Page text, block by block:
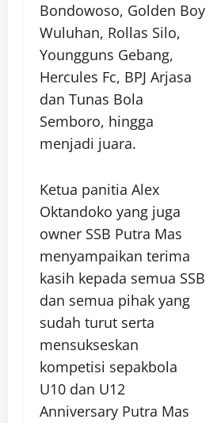
Bondowoso, Golden Boy
Wuluhan, Rollas Silo,
Youngguns Gebang,
Hercules Fc, BPJ Arjasa
dan Tunas Bola
Semboro, hingga
menjadi juara.
Ketua panitia Alex
Oktandoko yang juga
owner SSB Putra Mas
menyampaikan terima
kasih kepada semua SSB
dan semua pihak yang
sudah turut serta
mensukseskan
kompetisi sepakbola
U10 dan U12
Anniversary Putra Mas